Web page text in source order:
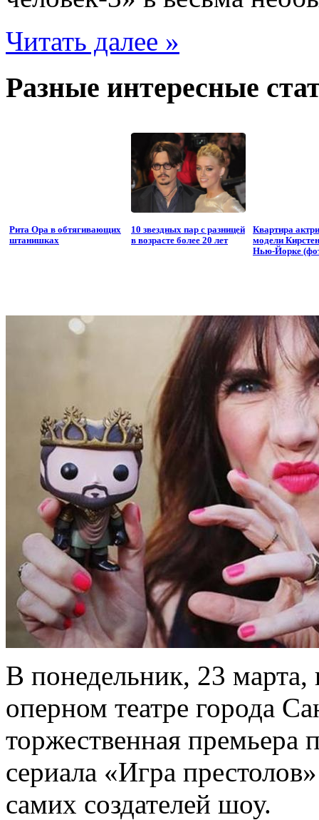
Читать далее »
Разные интересные
Рита Ора в обтягивающих
штанишках
10 звездных пар с разницей
в возрасте более 20 лет
Квартира
модели
Нью-Йорке
В понедельник, 23
оперном театре города
торжественная премьера
сериала «Игра
самих создателей шоу.